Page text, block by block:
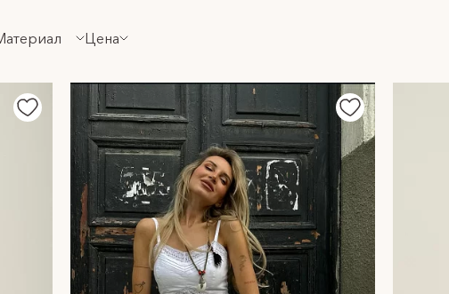
то, что вы по-настоящему полюбите и будете с
цвета делают каждую вещь
жизни: их не нужно «придумывать» — они просто всегда
интернет-магазине купить модели, которые легко
каждая вещь – уникальное творение дизайнера с глубоким
комфорт и натуральный материал являются основой
Цена